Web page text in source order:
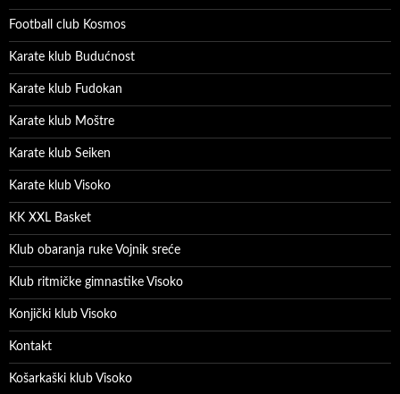
Football club Kosmos
Karate klub Budućnost
Karate klub Fudokan
Karate klub Moštre
Karate klub Seiken
Karate klub Visoko
KK XXL Basket
Klub obaranja ruke Vojnik sreće
Klub ritmičke gimnastike Visoko
Konjički klub Visoko
Kontakt
Košarkaški klub Visoko